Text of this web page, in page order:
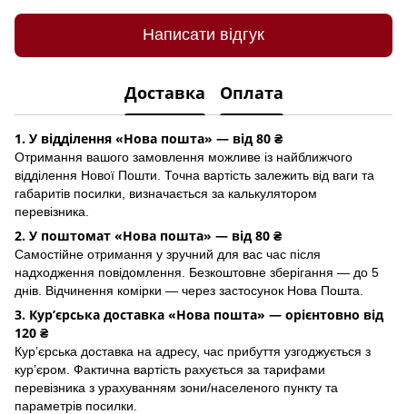
Написати відгук
Доставка Оплата
1. У відділення «Нова пошта» — від 80 ₴
Отримання вашого замовлення можливе із найближчого
відділення Нової Пошти. Точна вартість залежить від ваги та
габаритів посилки, визначається за калькулятором
перевізника.
2. У поштомат «Нова пошта» — від 80 ₴
Самостійне отримання у зручний для вас час після
надходження повідомлення. Безкоштовне зберігання — до 5
днів. Відчинення комірки — через застосунок Hoва Пошта.
3. Кур’єрська доставка «Нова пошта» — орієнтовно від
120 ₴
Кур’єрська доставка на адресу, час прибуття узгоджується з
кур’єром. Фактична вартість рахується за тарифами
перевізника з урахуванням зони/населеного пункту та
параметрів посилки.